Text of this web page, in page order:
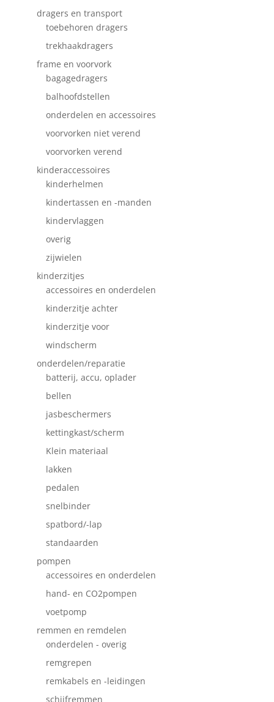
dragers en transport
toebehoren dragers
trekhaakdragers
frame en voorvork
bagagedragers
balhoofdstellen
onderdelen en accessoires
voorvorken niet verend
voorvorken verend
kinderaccessoires
kinderhelmen
kindertassen en -manden
kindervlaggen
overig
zijwielen
kinderzitjes
accessoires en onderdelen
kinderzitje achter
kinderzitje voor
windscherm
onderdelen/reparatie
batterij, accu, oplader
bellen
jasbeschermers
kettingkast/scherm
Klein materiaal
lakken
pedalen
snelbinder
spatbord/-lap
standaarden
pompen
accessoires en onderdelen
hand- en CO2pompen
voetpomp
remmen en remdelen
onderdelen - overig
remgrepen
remkabels en -leidingen
schijfremmen